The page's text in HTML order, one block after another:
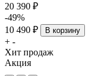
20 390 ₽
-49%
10 490 ₽
В корзину
+ -
Хит продаж
Акция